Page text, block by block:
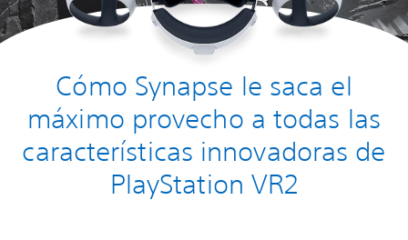
Cómo Synapse le saca el
máximo provecho a todas las
características innovadoras de
PlayStation VR2